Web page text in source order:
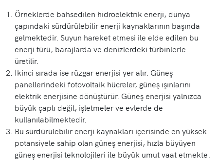
Örneklerde bahsedilen hidroelektrik enerji, dünya
çapındaki sürdürülebilir enerji kaynaklarının başında
gelmektedir. Suyun hareket etmesi ile elde edilen bu
enerji türü, barajlarda ve denizlerdeki türbinlerle
üretilir.
İkinci sırada ise rüzgar enerjisi yer alır. Güneş
panellerindeki fotovoltaik hücreler, güneş ışınlarını
elektrik enerjisine dönüştürür. Güneş enerjisi yalnızca
büyük çaplı değil, işletmeler ve evlerde de
kullanılabilmektedir.
Bu sürdürülebilir enerji kaynakları içerisinde en yüksek
potansiyele sahip olan güneş enerjisi, hızla büyüyen
güneş enerjisi teknolojileri ile büyük umut vaat etmekte.